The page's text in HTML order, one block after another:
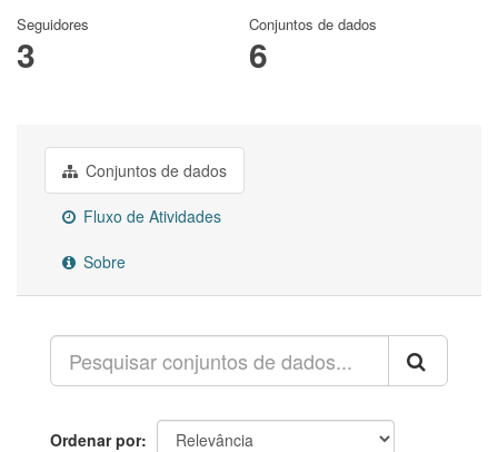
Seguidores
3
Conjuntos de dados
6
Conjuntos de dados
Fluxo de Atividades
Sobre
Ordenar por